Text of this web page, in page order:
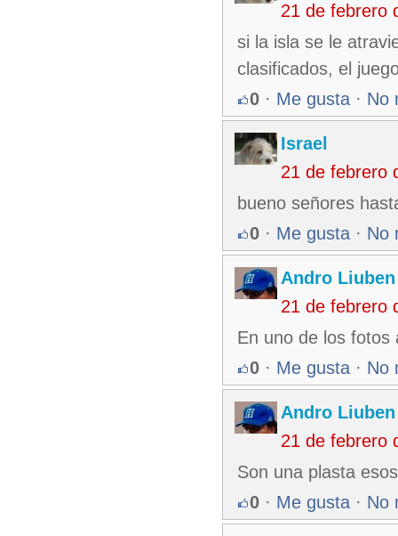
21 de febrero
si la isla se le
clasificados, el
0 · Me gusta · No
Israel
21 de febrero
bueno señores
0 · Me gusta · No
Andro Liuben
21 de febrero
En uno de los fotos
0 · Me gusta · No
Andro Liuben
21 de febrero
Son una plasta
0 · Me gusta · No